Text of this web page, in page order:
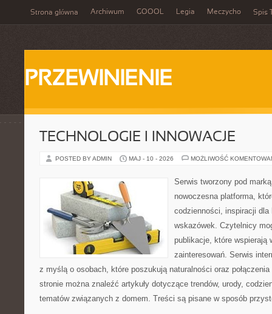
Strona główna Archiwum GOOOL Legia Meczycho Spis
PRZEWINIENIE
TECHNOLOGIE I INNOWACJE
POSTED BY ADMIN MAJ - 10 - 2026 MOŻLIWOŚĆ
Serwis tworzony pod
nowoczesna platforma,
codzienności, inspiracji
wskazówek. Czytelnicy
publikacje, które wspierają
zainteresowań. Serwis
z myślą o osobach, które poszukują naturalności oraz
stronie można znaleźć artykuły dotyczące trendów, urody,
tematów związanych z domem. Treści są pisane w sposób